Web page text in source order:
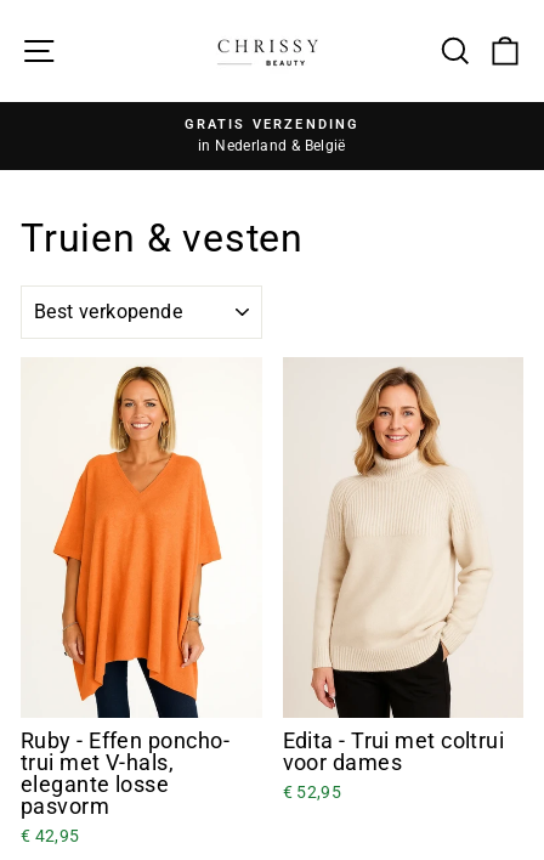
Zoek
GRATIS VERZENDING
in Nederland & België
Truien & vesten
Ruby - Effen poncho-
trui met V-hals,
elegante losse
pasvorm
€ 42,95
Edita - Trui met coltrui
voor dames
€ 52,95